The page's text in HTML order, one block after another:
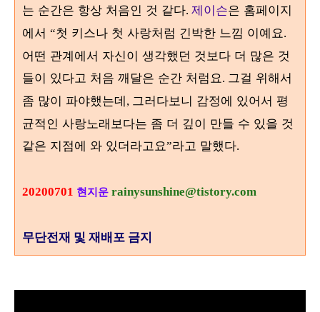
는 순간은 항상 처음인 것 같다. 제이슨은 홈페이지
에서 “첫 키스나 첫 사랑처럼 긴박한 느낌 이예요.
어떤 관계에서 자신이 생각했던 것보다 더 많은 것
들이 있다고 처음 깨달은 순간 처럼요. 그걸 위해서
좀 많이 파야했는데, 그러다보니 감정에 있어서 평
균적인 사랑노래보다는 좀 더 깊이 만들 수 있을 것
같은 지점에 와 있더라고요”라고 말했다.
20200701 현지운 rainysunshine@tistory.com
무단전재 및 재배포 금지